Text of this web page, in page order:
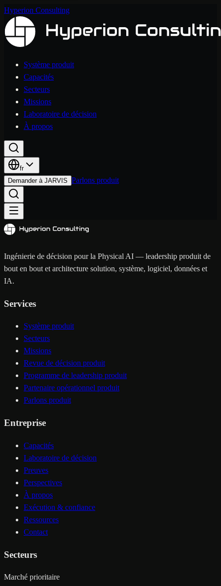
Hyperion Consulting
Système produit
Capacités
Secteurs
Missions
Laboratoire de décision
À propos
fr
Demander à JARVIS Parlons produit
Ingénierie de décision pour la Physical AI — leadership produit de
bout en bout et architecture solution, système, logiciel, données et
IA.
Services
Système produit
Secteurs
Missions
Revue de décision produit
Programme de leadership produit
Partenaire opérationnel produit
Parlons produit
Entreprise
Capacités
Laboratoire de décision
Preuves
Perspectives
À propos
Exécution & confiance
Ressources
Contact
Secteurs
Marché prioritaire